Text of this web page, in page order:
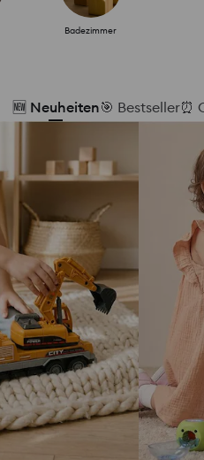
Badezimmer
🆕 Neuheiten🎯 Bestseller⏰